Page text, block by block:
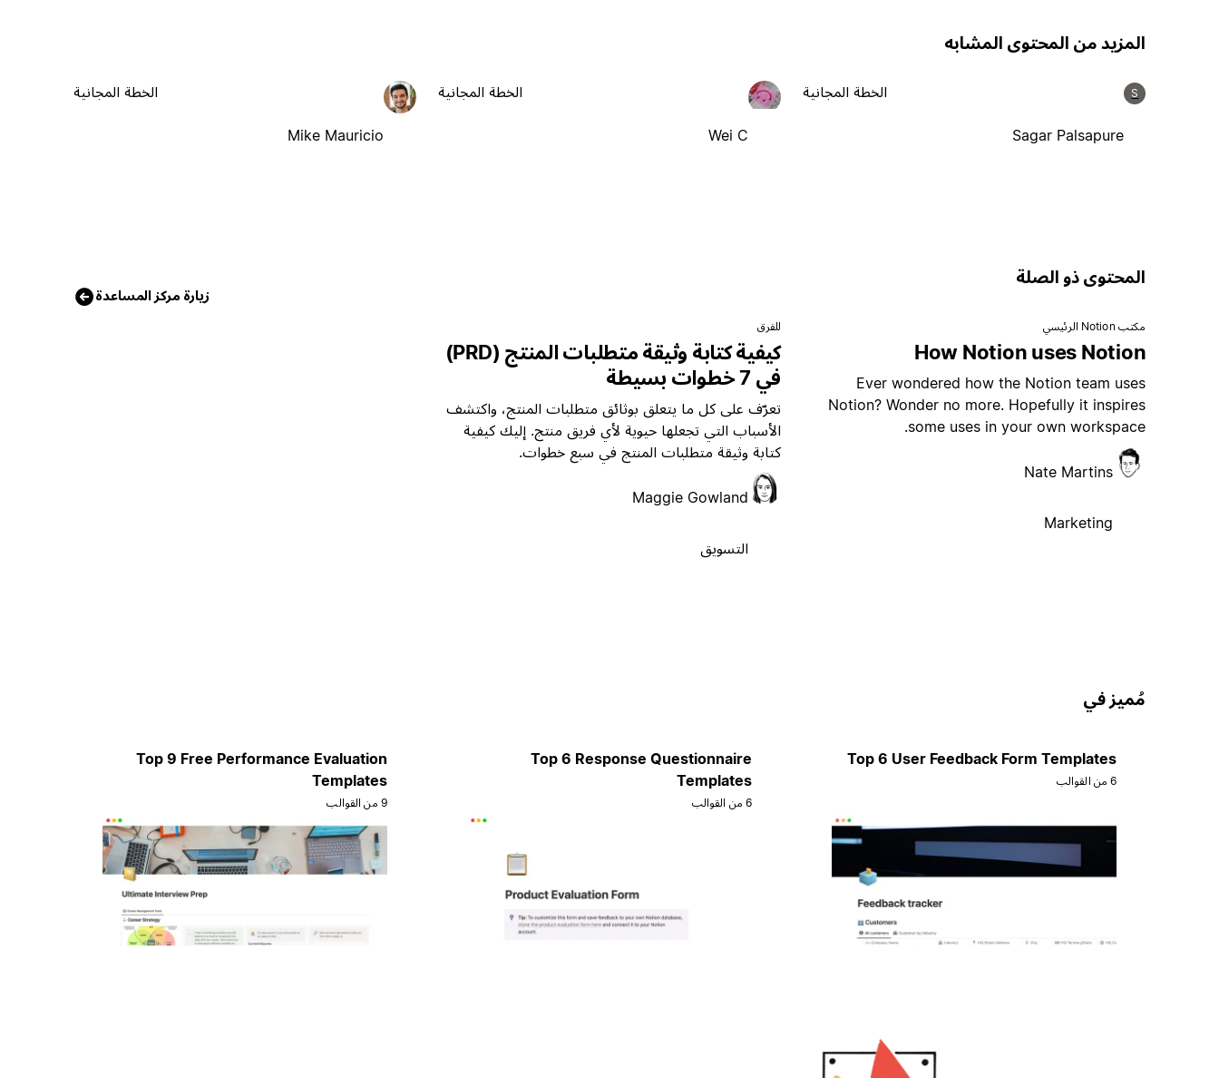
المزيد من المحتوى المشابه
S
Sagar Palsapure
الخطة المجانية
Wei C
الخطة المجانية
Mike Mauricio
الخطة المجانية
المحتوى ذو الصلة
زيارة مركز المساعدة
مكتب Notion الرئيسي
How Notion uses Notion
Ever wondered how the Notion team uses
Notion? Wonder no more. Hopefully it inspires
some uses in your own workspace.
Nate Martins
Marketing
للفرق
كيفية كتابة وثيقة متطلبات المنتج (PRD)
في 7 خطوات بسيطة
تعرّف على كل ما يتعلق بوثائق متطلبات المنتج، واكتشف
الأسباب التي تجعلها حيوية لأي فريق منتج. إليك كيفية
كتابة وثيقة متطلبات المنتج في سبع خطوات.
Maggie Gowland
التسويق
مُميز في
Top 6 User Feedback Form Templates
6 من القوالب
Top 6 Response Questionnaire
Templates
6 من القوالب
Top 9 Free Performance Evaluation
Templates
9 من القوالب